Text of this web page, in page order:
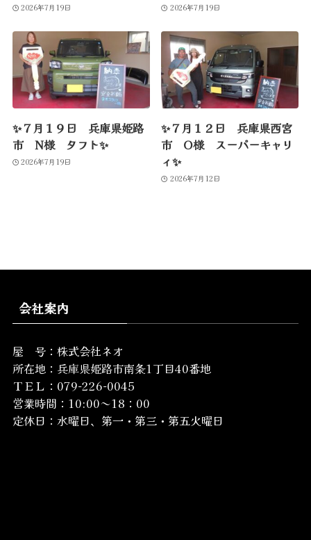
2026年7月19日 2026年7月19日
✨７月１９日 兵庫県姫路
市 N様 タフト✨
2026年7月19日
✨７月１２日 兵庫県西宮
市 O様 スーパーキャリ
ィ✨
2026年7月12日
会社案内
屋 号：株式会社ネオ
所在地： 兵庫県姫路市南条1丁目40番地
ＴＥＬ：079-226-0045
営業時間：10:00～18：00
定休日：水曜日、第一・第三・第五火曜日